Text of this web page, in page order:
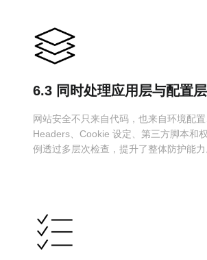
6.3 同时处理应用层与配置
网站安全不只来自代码，也来自环境配
Headers、Cookie 设定、第三方脚本和
例透过多层次检查，提升了整体防护能力